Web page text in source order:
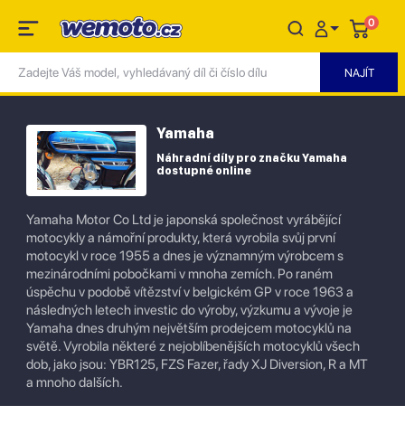
0
Yamaha
Náhradní díly pro značku Yamaha
dostupné online
Yamaha Motor Co Ltd je japonská společnost vyrábějící
motocykly a námořní produkty, která vyrobila svůj první
motocykl v roce 1955 a dnes je významným výrobcem s
mezinárodními pobočkami v mnoha zemích. Po raném
úspěchu v podobě vítězství v belgickém GP v roce 1963 a
následných letech investic do výroby, výzkumu a vývoje je
Yamaha dnes druhým největším prodejcem motocyklů na
světě. Vyrobila některé z nejoblíbenějších motocyklů všech
dob, jako jsou: YBR125, FZS Fazer, řady XJ Diversion, R a MT
a mnoho dalších.